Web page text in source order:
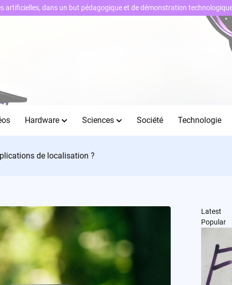
Hardware Sciences Société Technologie
de localisation ?
Latest
Popular
artificielles, dans un but pédagogique et de démonstration